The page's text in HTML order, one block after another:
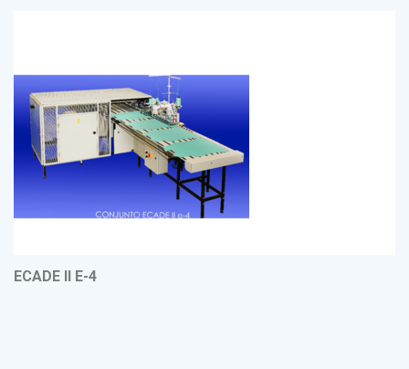
ECADE II E-4